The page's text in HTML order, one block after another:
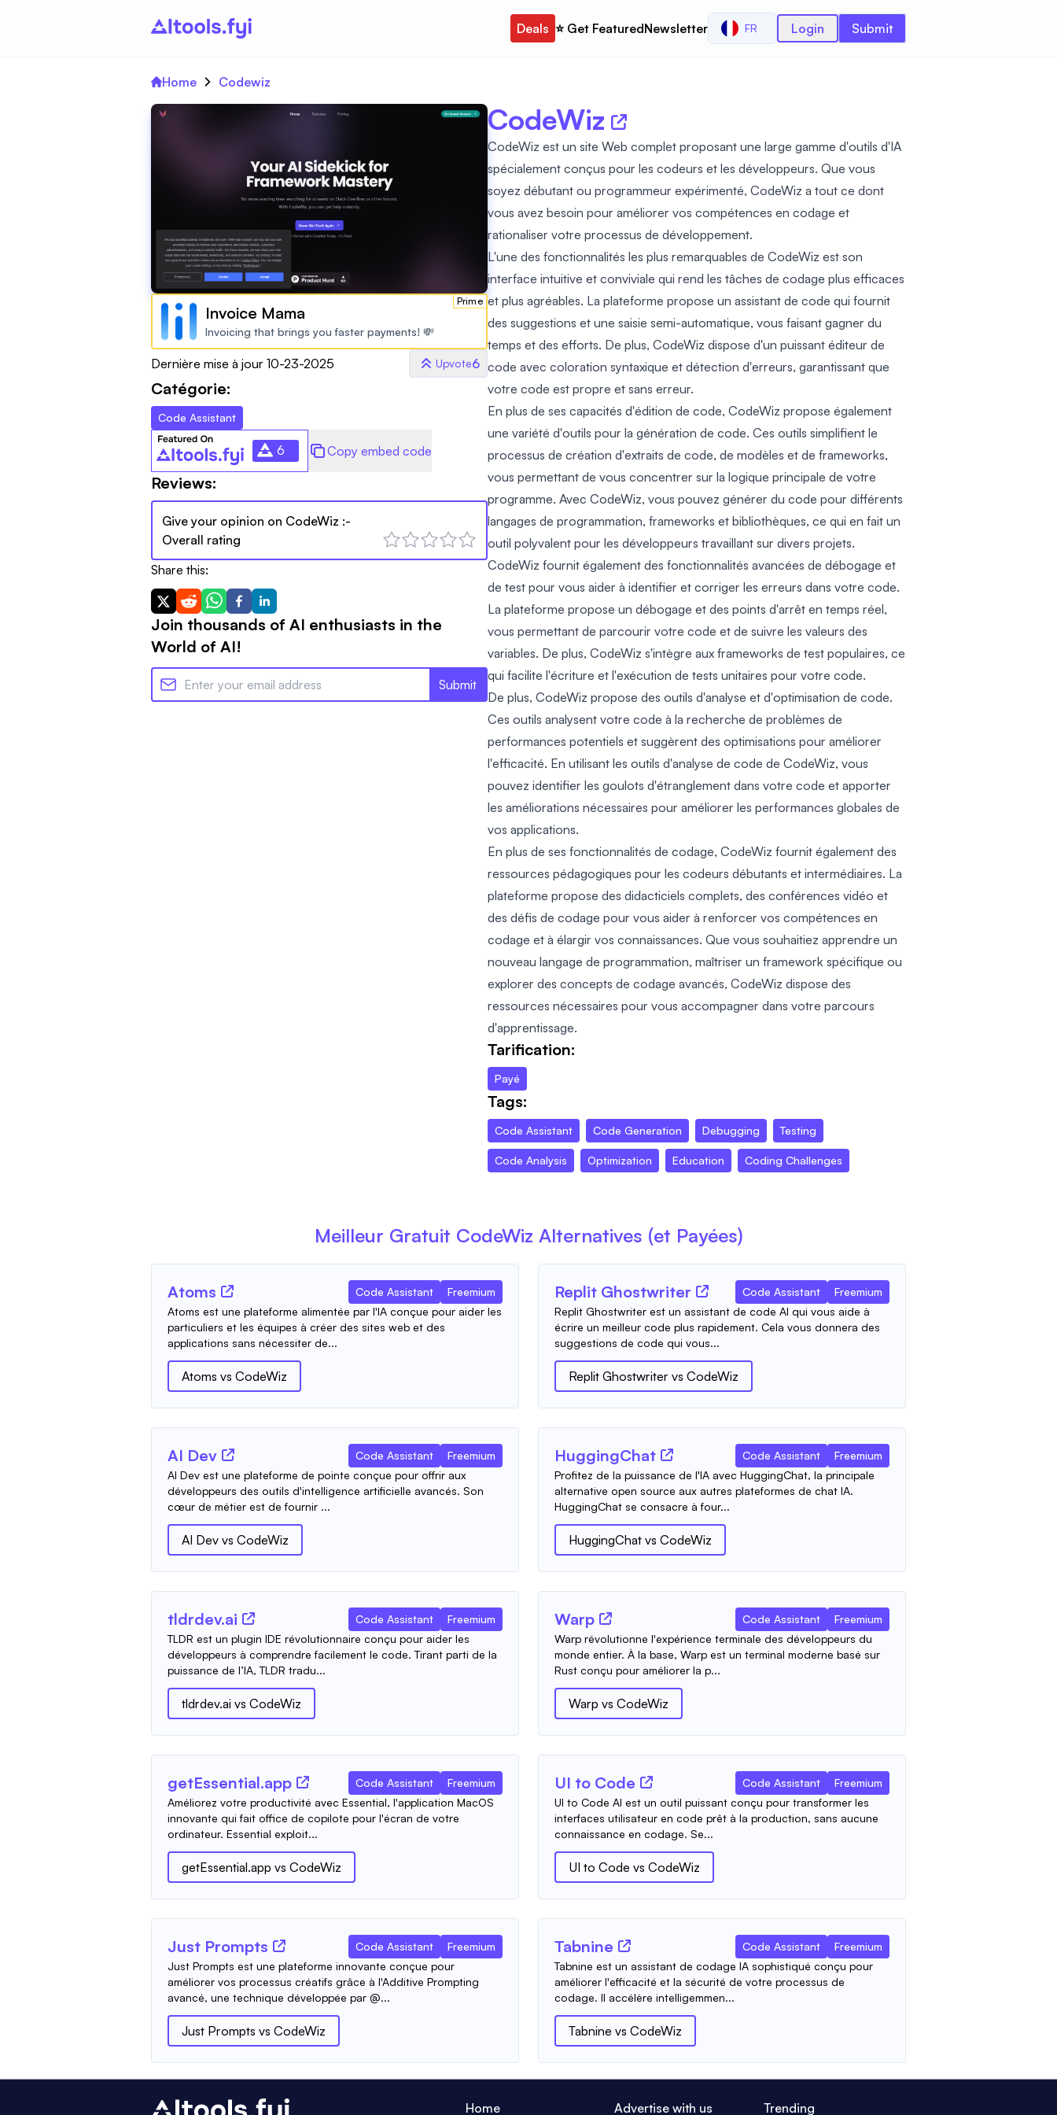
Deals ⭐️ Get FeaturedNewsletter FR Login Submit
Home Codewiz
Prime
Invoice Mama
Invoicing that brings you faster payments! 💸
Dernière mise à jour 10-23-2025 Upvote6
Catégorie:
Code Assistant
6 Copy embed code
Reviews:
Give your opinion on CodeWiz :-
Overall rating
Share this:
Join thousands of AI enthusiasts in the
World of AI!
Submit
CodeWiz
CodeWiz est un site Web complet proposant une large gamme d'outils d'IA
spécialement conçus pour les codeurs et les développeurs. Que vous
soyez débutant ou programmeur expérimenté, CodeWiz a tout ce dont
vous avez besoin pour améliorer vos compétences en codage et
rationaliser votre processus de développement.
L'une des fonctionnalités les plus remarquables de CodeWiz est son
interface intuitive et conviviale qui rend les tâches de codage plus efficaces
et plus agréables. La plateforme propose un assistant de code qui fournit
des suggestions et une saisie semi-automatique, vous faisant gagner du
temps et des efforts. De plus, CodeWiz dispose d'un puissant éditeur de
code avec coloration syntaxique et détection d'erreurs, garantissant que
votre code est propre et sans erreur.
En plus de ses capacités d'édition de code, CodeWiz propose également
une variété d'outils pour la génération de code. Ces outils simplifient le
processus de création d'extraits de code, de modèles et de frameworks,
vous permettant de vous concentrer sur la logique principale de votre
programme. Avec CodeWiz, vous pouvez générer du code pour différents
langages de programmation, frameworks et bibliothèques, ce qui en fait un
outil polyvalent pour les développeurs travaillant sur divers projets.
CodeWiz fournit également des fonctionnalités avancées de débogage et
de test pour vous aider à identifier et corriger les erreurs dans votre code.
La plateforme propose un débogage et des points d'arrêt en temps réel,
vous permettant de parcourir votre code et de suivre les valeurs des
variables. De plus, CodeWiz s'intègre aux frameworks de test populaires, ce
qui facilite l'écriture et l'exécution de tests unitaires pour votre code.
De plus, CodeWiz propose des outils d'analyse et d'optimisation de code.
Ces outils analysent votre code à la recherche de problèmes de
performances potentiels et suggèrent des optimisations pour améliorer
l'efficacité. En utilisant les outils d'analyse de code de CodeWiz, vous
pouvez identifier les goulots d'étranglement dans votre code et apporter
les améliorations nécessaires pour améliorer les performances globales de
vos applications.
En plus de ses fonctionnalités de codage, CodeWiz fournit également des
ressources pédagogiques pour les codeurs débutants et intermédiaires. La
plateforme propose des didacticiels complets, des conférences vidéo et
des défis de codage pour vous aider à renforcer vos compétences en
codage et à élargir vos connaissances. Que vous souhaitiez apprendre un
nouveau langage de programmation, maîtriser un framework spécifique ou
explorer des concepts de codage avancés, CodeWiz dispose des
ressources nécessaires pour vous accompagner dans votre parcours
d'apprentissage.
Tarification:
Payé
Tags:
Code Assistant Code Generation Debugging Testing
Code Analysis Optimization Education Coding Challenges
Meilleur Gratuit CodeWiz Alternatives (et Payées)
Atoms Code Assistant
Freemium
Atoms est une plateforme alimentée par l'IA conçue pour aider les
particuliers et les équipes à créer des sites web et des
applications sans nécessiter de...
Atoms vs CodeWiz
Replit Ghostwriter Code Assistant
Freemium
Replit Ghostwriter est un assistant de code AI qui vous aide à
écrire un meilleur code plus rapidement. Cela vous donnera des
suggestions de code qui vous...
Replit Ghostwriter vs CodeWiz
AI Dev Code Assistant
Freemium
AI Dev est une plateforme de pointe conçue pour offrir aux
développeurs des outils d'intelligence artificielle avancés. Son
cœur de métier est de fournir ...
AI Dev vs CodeWiz
HuggingChat Code Assistant
Freemium
Profitez de la puissance de l'IA avec HuggingChat, la principale
alternative open source aux autres plateformes de chat IA.
HuggingChat se consacre à four...
HuggingChat vs CodeWiz
tldrdev.ai Code Assistant
Freemium
TLDR est un plugin IDE révolutionnaire conçu pour aider les
développeurs à comprendre facilement le code. Tirant parti de la
puissance de l’IA, TLDR tradu...
tldrdev.ai vs CodeWiz
Warp Code Assistant
Freemium
Warp révolutionne l'expérience terminale des développeurs du
monde entier. À la base, Warp est un terminal moderne basé sur
Rust conçu pour améliorer la p...
Warp vs CodeWiz
getEssential.app Code Assistant
Freemium
Améliorez votre productivité avec Essential, l'application MacOS
innovante qui fait office de copilote pour l'écran de votre
ordinateur. Essential exploit...
getEssential.app vs CodeWiz
UI to Code Code Assistant
Freemium
UI to Code AI est un outil puissant conçu pour transformer les
interfaces utilisateur en code prêt à la production, sans aucune
connaissance en codage. Se...
UI to Code vs CodeWiz
Just Prompts Code Assistant
Freemium
Just Prompts est une plateforme innovante conçue pour
améliorer vos processus créatifs grâce à l'Additive Prompting
avancé, une technique développée par @...
Just Prompts vs CodeWiz
Tabnine Code Assistant
Freemium
Tabnine est un assistant de codage IA sophistiqué conçu pour
améliorer l'efficacité et la sécurité de votre processus de
codage. Il accélère intelligemmen...
Tabnine vs CodeWiz
Home Advertise with us Trending